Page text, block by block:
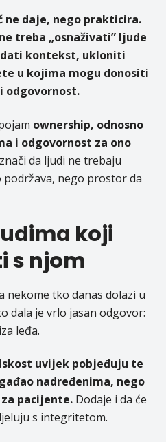
ne daje, nego prakticira.
treba „osnaživati” ljude
kontekst, ukloniti
u kojima mogu donositi
odgovornost.
ownership, odnosno
i odgovornost za ono
da ljudi ne trebaju
podržava, nego prostor da
koji
s njom
nekome tko danas dolazi u
dala je vrlo jasan odgovor:
leđa.
uvijek pobjeđuju te
nadređenima, nego
pacijente.Dodaje i da će
s integritetom.